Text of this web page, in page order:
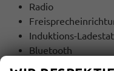
Radio
Induktions-
Bluetooth